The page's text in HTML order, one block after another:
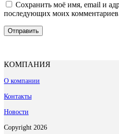
Сохранить моё имя, email и
последующих моих
КОМПАНИЯ
О компании
Контакты
Новости
Copyright 2026